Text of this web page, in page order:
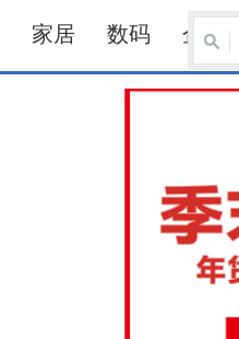
家居 数码 企业